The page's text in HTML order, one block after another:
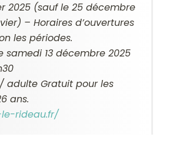
2025 (sauf le 25 décembre
– Horaires d’ouvertures
les périodes.
samedi 13 décembre 2025
/ adulte Gratuit pour les
ans.
le-rideau.fr/